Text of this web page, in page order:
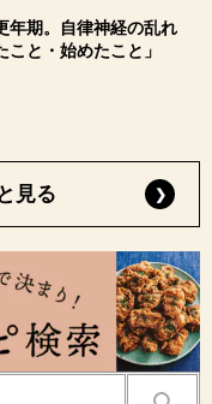
年期。自律神経の乱れ
と・始めたこと」
見る